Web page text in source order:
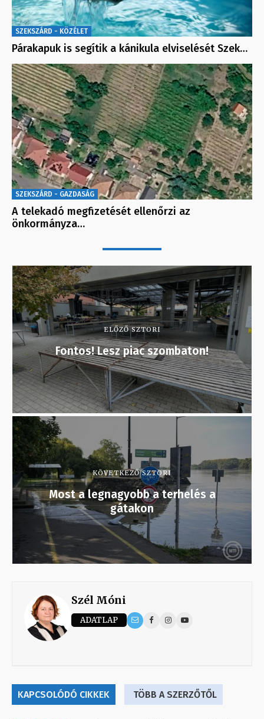
SZEKSZÁRD - KÖZÉLET
Párakapuk is segítik a kánikula elviselését Szek…
SZEKSZÁRD - GAZDASÁG
A telekadó megfizetését ellenőrzi az
önkormányza…
ELŐZŐ SZTORI
Fontos! Lesz piac szombaton!
KÖVETKEZŐ SZTORI
Most a legnagyobb a terhelés a
gátakon
Szél Móni
ADATLAP
KAPCSOLÓDÓ CIKKEK TÖBB A SZERZŐTŐL